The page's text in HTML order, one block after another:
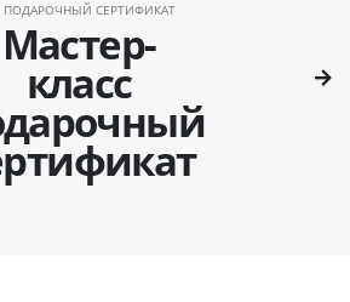
Мастер-
класс
ПОДАРОЧНЫЙ СЕРТИФИКАТ